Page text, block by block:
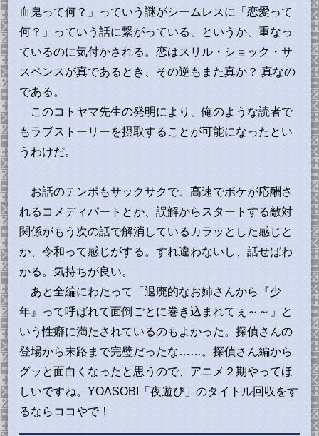
血鬼って何？」っていう謎がシームレスに「恋愛って
何？」っていう話に繋がっている、というか、重なっ
ているのに気付かされる。恋はスリル・ショック・サ
スペンスが真であるとき、その逆もまた真か？ 真なの
である。
このコトヤマ先生の発明により、俺のような読者で
もラブストーリーを摂取することが可能になったとい
うわけだ。
お話のテンポもサックサクで、高速でボケが応酬さ
れるコメディパートとか、誤解からスタートする敵対
関係がもう次の話で解消しているカラッとした感じと
か、令和って感じがする。すれ違わないし、話せばわ
かる。気持ちが良い。
あと全編にわたって「退廃的なお姉さんから『少
年』って呼ばれて面倒ごとに巻き込まれてぇ～～」と
いう性癖に満たされているのもよかった。探偵さんの
登場から末路まで完璧だったな……。探偵さん編から
グッと面白くなったと思うので、アニメ２期やってほ
しいですね。YOASOBI「夜遊び」のタイトル回収をす
るならココやで！